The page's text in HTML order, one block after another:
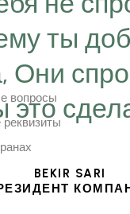
ты
Они
это
BEKIR SARI
вопросы